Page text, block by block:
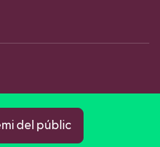
del públic